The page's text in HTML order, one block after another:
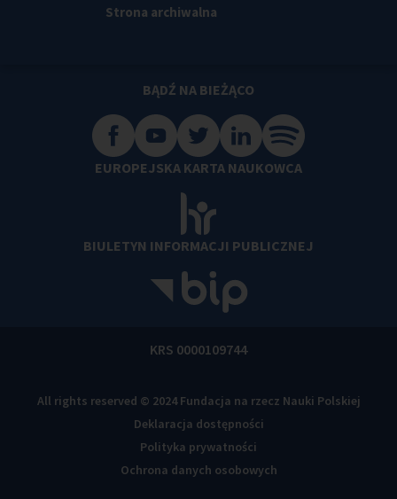
Strona archiwalna
BĄDŹ NA BIEŻĄCO
EUROPEJSKA KARTA NAUKOWCA
BIULETYN INFORMACJI PUBLICZNEJ
KRS 0000109744
All rights reserved © 2024 Fundacja na rzecz Nauki Polskiej
Deklaracja dostępności
Polityka prywatności
Ochrona danych osobowych